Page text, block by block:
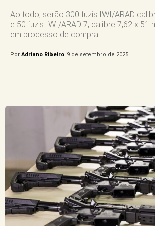
Ao todo, serão 300 fuzis IWI/ARAD
e 50 fuzis IWI/ARAD 7, calibre 7,62 x 51
em processo de compra
Por Adriano Ribeiro 9 de setembro de 2025